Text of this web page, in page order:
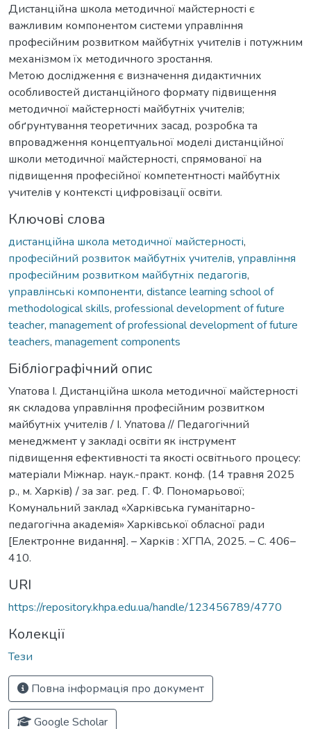
Дистанційна школа методичної майстерності є
важливим компонентом системи управління
професійним розвитком майбутніх учителів і потужним
механізмом їх методичного зростання.
Метою дослідження є визначення дидактичних
особливостей дистанційного формату підвищення
методичної майстерності майбутніх учителів;
обґрунтування теоретичних засад, розробка та
впровадження концептуальної моделі дистанційної
школи методичної майстерності, спрямованої на
підвищення професійної компетентності майбутніх
учителів у контексті цифровізації освіти.
Ключові слова
дистанційна школа методичної майстерності,
професійний розвиток майбутніх учителів, управління
професійним розвитком майбутніх педагогів,
управлінські компоненти, distance learning school of
methodological skills, professional development of future
teacher, management of professional development of future
teachers, management components
Бібліографічний опис
Упатова І. Дистанційна школа методичної майстерності
як складова управління професійним розвитком
майбутніх учителів / І. Упатова // Педагогічний
менеджмент у закладі освіти як інструмент
підвищення ефективності та якості освітнього процесу:
матеріали Міжнар. наук.-практ. конф. (14 травня 2025
р., м. Харків) / за заг. ред. Г. Ф. Пономарьової;
Комунальний заклад «Харківська гуманітарно-
педагогічна академія» Харківської обласної ради
[Електронне видання]. – Харків : ХГПА, 2025. – С. 406–
410.
URI
https://repository.khpa.edu.ua/handle/123456789/4770
Колекції
Тези
Повна інформація про документ
Google Scholar